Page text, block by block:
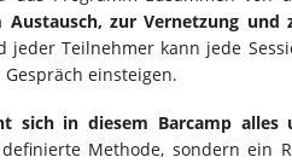
Austausch, zur Vernetzung
jeder Teilnehmer kann jede
einsteigen.
sich in diesem Barcamp alles
Methode, sondern ein